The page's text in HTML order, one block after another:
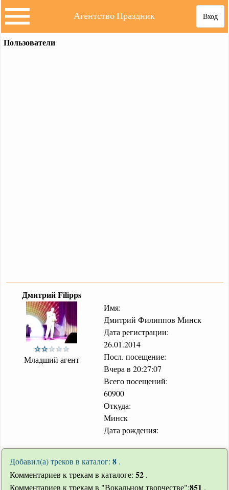
Вход
Агентство Праздник
Пользователи
Дмитрий Filipps
Младший агент
Имя:
Дмитрий Филиппов Минск
Дата регистрации:
26.01.2014
Посл. посещение:
Вчера в 20:27:07
Всего посещений:
60900
Откуда:
Минск
Дата рождения:
Добавил(а) треков в каталог: 8 .
Комментариев к трекам в каталоге: 52 .
Комментариев к трекам в "Вокальном творчестве":851 .